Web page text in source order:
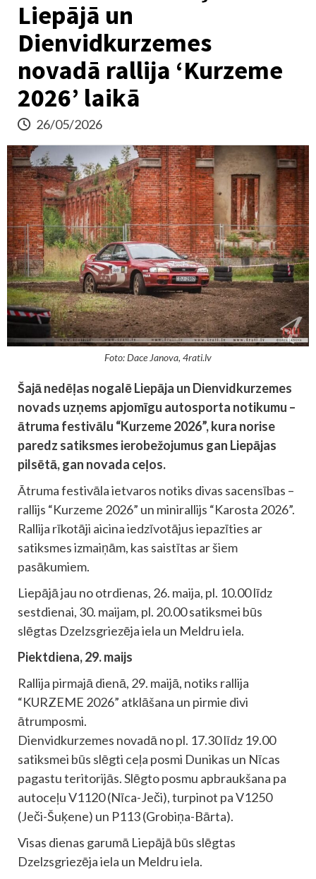
Liepājā un
Dienvidkurzemes
novadā rallija ‘Kurzeme
2026’ laikā
26/05/2026
Foto: Dace Janova, 4rati.lv
Šajā nedēļas nogalē Liepāja un Dienvidkurzemes
novads uzņems apjomīgu autosporta notikumu –
ātruma festivālu “Kurzeme 2026”, kura norise
paredz satiksmes ierobežojumus gan Liepājas
pilsētā, gan novada ceļos.
Ātruma festivāla ietvaros notiks divas sacensības –
rallijs “Kurzeme 2026” un minirallijs “Karosta 2026”.
Rallija rīkotāji aicina iedzīvotājus iepazīties ar
satiksmes izmaiņām, kas saistītas ar šiem
pasākumiem.
Liepājā jau no otrdienas, 26. maija, pl. 10.00 līdz
sestdienai, 30. maijam, pl. 20.00 satiksmei būs
slēgtas Dzelzsgriezēja iela un Meldru iela.
Piektdiena, 29. maijs
Rallija pirmajā dienā, 29. maijā, notiks rallija
“KURZEME 2026” atklāšana un pirmie divi
ātrumposmi.
Dienvidkurzemes novadā no pl. 17.30 līdz 19.00
satiksmei būs slēgti ceļa posmi Dunikas un Nīcas
pagastu teritorijās. Slēgto posmu apbraukšana pa
autoceļu V1120 (Nīca-Ječi), turpinot pa V1250
(Ječi-Šuķene) un P113 (Grobiņa-Bārta).
Visas dienas garumā Liepājā būs slēgtas
Dzelzsgriezēja iela un Meldru iela.